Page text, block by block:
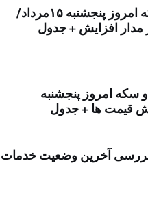
قیمت طلا و سکه امروز پنجشنبه ۱۵مرداد/
مدار افزایش + جدول
سکه امروز پنجشنبه
بررسی آخرین وضعیت خدمات